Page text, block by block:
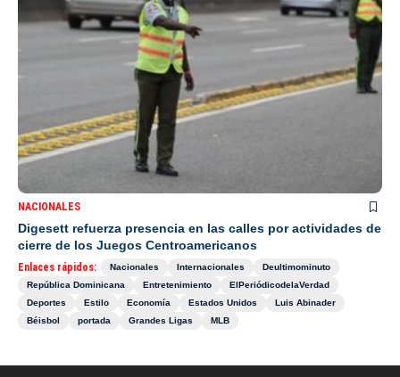
NACIONALES
Digesett refuerza presencia en las calles por actividades de
cierre de los Juegos Centroamericanos
Enlaces rápidos: Nacionales Internacionales
Deultimominuto
República Dominicana
Entretenimiento
ElPeriódicodelaVerdad
Deportes
Estilo Economía Estados Unidos
Luis Abinader
Béisbol
portada Grandes Ligas MLB